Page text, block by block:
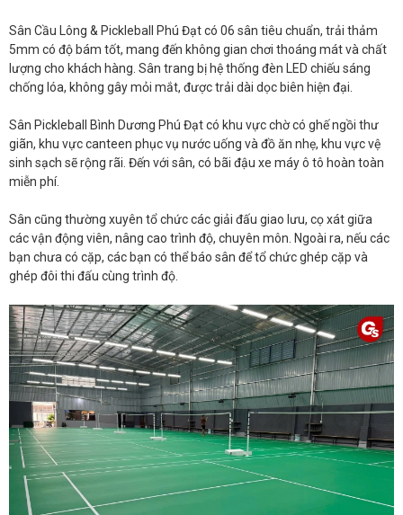
Sân Cầu Lông & Pickleball Phú Đạt có 06 sân tiêu chuẩn, trải thảm
5mm có độ bám tốt, mang đến không gian chơi thoáng mát và chất
lượng cho khách hàng. Sân trang bị hệ thống đèn LED chiếu sáng
chống lóa, không gây mỏi mắt, được trải dài dọc biên hiện đại.
Sân Pickleball Bình Dương Phú Đạt có khu vực chờ có ghế ngồi thư
giãn, khu vực canteen phục vụ nước uống và đồ ăn nhẹ, khu vực vệ
sinh sạch sẽ rộng rãi. Đến với sân, có bãi đậu xe máy ô tô hoàn toàn
miễn phí.
Sân cũng thường xuyên tổ chức các giải đấu giao lưu, cọ xát giữa
các vận động viên, nâng cao trình độ, chuyên môn. Ngoài ra, nếu các
bạn chưa có cặp, các bạn có thể báo sân để tổ chức ghép cặp và
ghép đôi thi đấu cùng trình độ.